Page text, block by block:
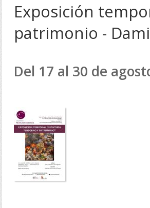
Exposición
patrimonio -
Del 17 al 30 de